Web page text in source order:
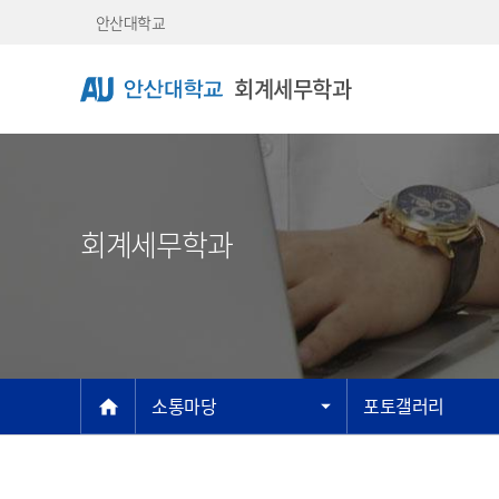
Skip Menu
안산대학교
회계세무학과
회계세무학과
home 소통마당 포토갤러리